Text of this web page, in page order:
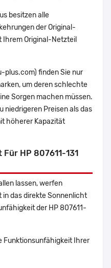
besitzen alle
der Original-
Ihrem Original-Netzteil
plus.com) finden Sie nur
um deren schlechte
Sorgen machen müssen.
niedrigeren Preisen als das
höherer Kapazität
HP 807611-131
lassen, werfen
das direkte Sonnenlicht
der HP 807611-
Funktionsunfähigkeit Ihrer